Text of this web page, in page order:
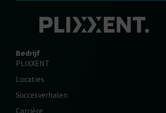
Bedrijf
PLIXXENT
Locaties
Succesverhalen
Carrière